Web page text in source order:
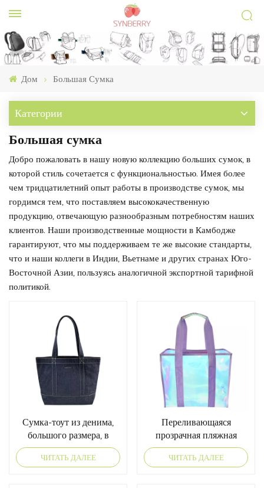
Дом Большая Сумка
Категории
Большая сумка
Добро пожаловать в нашу новую коллекцию больших сумок, в
которой стиль сочетается с функциональностью. Имея более
чем тридцатилетний опыт работы в производстве сумок, мы
гордимся тем, что поставляем высококачественную
продукцию, отвечающую разнообразным потребностям наших
клиентов. Наши производственные мощности в Камбодже
гарантируют, что мы поддерживаем те же высокие стандарты,
что и наши коллеги в Индии, Вьетнаме и других странах Юго-
Восточной Азии, пользуясь аналогичной экспортной тарифной
политикой.
Сумка-тоут из денима,
большого размера, в
курортном стиле
ЧИТАТЬ ДАЛЕЕ
Переливающаяся
прозрачная пляжная
сумка-тоут
ЧИТАТЬ ДАЛЕЕ